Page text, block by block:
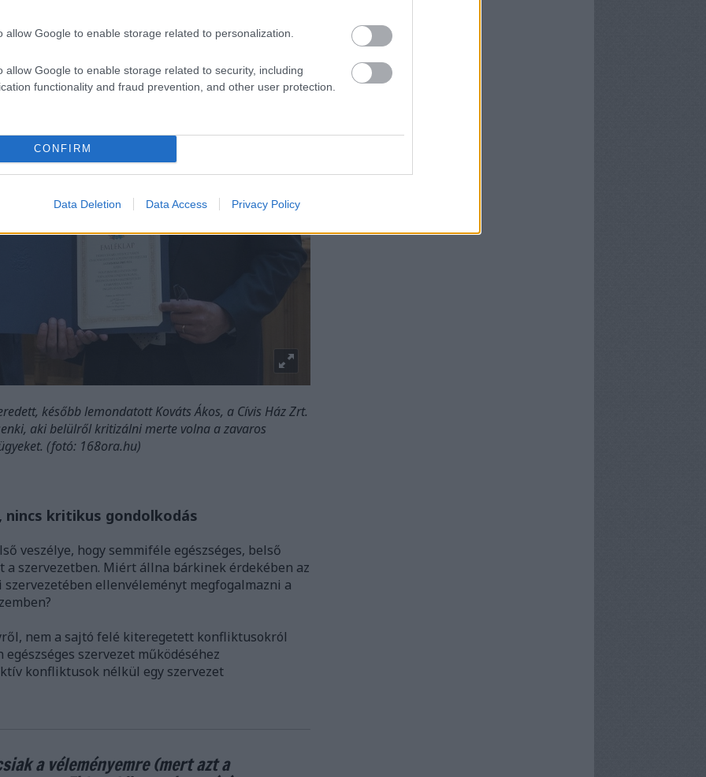
allow Google to enable storage related to personalization.
allow Google to enable storage related to security, including
functionality and fraud prevention, and other user protection.
CONFIRM
Data Deletion Data Access Privacy Policy
később lemondatott Kováts Ákos, a Cívis Ház Zrt.
aki belülről kritizálni merte volna a zavaros
(fotó: 168ora.hu)
nincs kritikus gondolkodás
veszélye, hogy semmiféle egészséges, belső
szervezetben. Miért állna bárkinek érdekében az
ellenvéleményt megfogalmazni a
nem a sajtó felé kiteregetett konfliktusokról
szervezet működéséhez
konfliktusok nélkül egy szervezet
a véleményemre (mert azt a